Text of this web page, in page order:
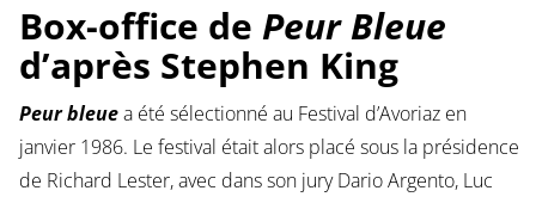
Box-office de Peur Bleue
d’après Stephen King
Peur bleuea été sélectionné au Festival d’Avoriaz en
janvier 1986. Le festival était alors placé sous la présidence
de Richard Lester, avec dans son jury Dario Argento, Luc